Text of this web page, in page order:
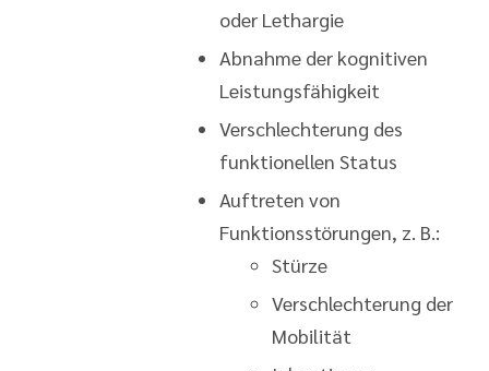
oder Lethargie
Abnahme der kognitiven
Leistungsfähigkeit
Verschlechterung des
funktionellen Status
Auftreten von
Funktionsstörungen, z. B.:
Stürze
Verschlechterung der
Mobilität